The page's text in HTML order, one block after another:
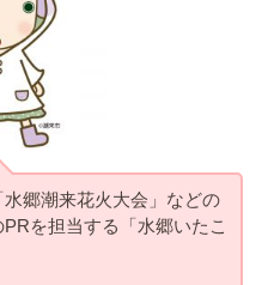
水郷潮来花火大会」などの
を担当する「水郷いたこ